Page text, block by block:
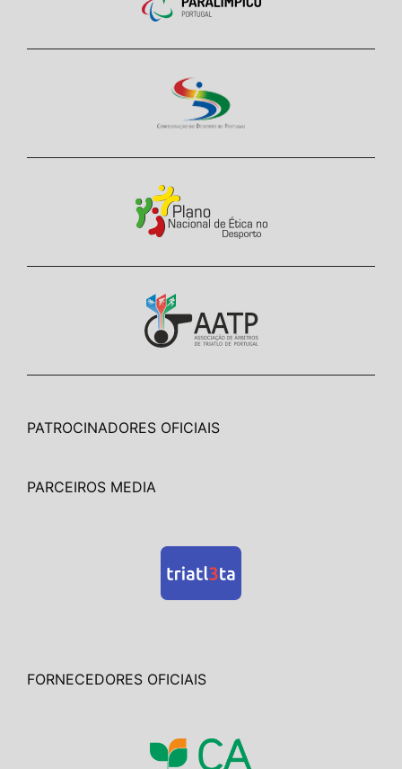
PATROCINADORES OFICIAIS
PARCEIROS MEDIA
FORNECEDORES OFICIAIS